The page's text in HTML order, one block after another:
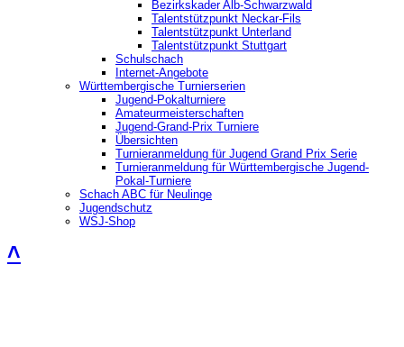
Bezirkskader Alb-Schwarzwald
Talentstützpunkt Neckar-Fils
Talentstützpunkt Unterland
Talentstützpunkt Stuttgart
Schulschach
Internet-Angebote
Württembergische Turnierserien
Jugend-Pokalturniere
Amateurmeisterschaften
Jugend-Grand-Prix Turniere
Übersichten
Turnieranmeldung für Jugend Grand Prix Serie
Turnieranmeldung für Württembergische Jugend-
Pokal-Turniere
Schach ABC für Neulinge
Jugendschutz
WSJ-Shop
˄